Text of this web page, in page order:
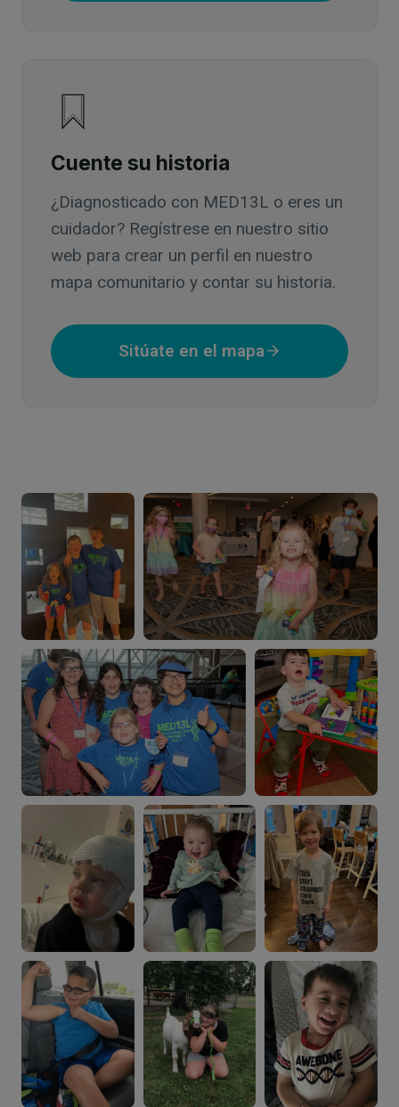
Cuente su historia
¿Diagnosticado con MED13L o eres un
cuidador? Regístrese en nuestro sitio
web para crear un perfil en nuestro
mapa comunitario y contar su historia.
Sitúate en el mapa